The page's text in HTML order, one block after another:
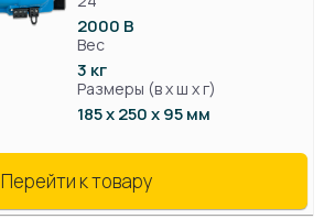
2000 В
Вес
3 кг
Размеры (в х ш х г)
185 x 250 x 95 мм
Перейти к товару